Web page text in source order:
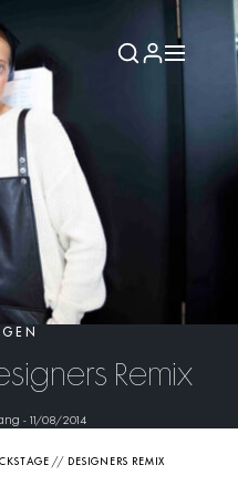
Remix
- 11/08/2014
// DESIGNERS REMIX